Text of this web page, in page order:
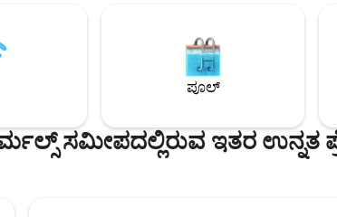
ಅದರೊಂದಿಗೆ ಬರುತ್ತದೆ. ನೀವು ಇಲ್ಲಿ
ಗ್ರಿಡ್ ಆಗಿಲ್ಲದಿದ್ದರೂ, ನೀವು ವಿದ್ಯುತ್
ಹೊಂದಿದ್ದೀರಿ ಆದರೆ ನಿಮ್ಮ ಗುಮ್ಮಟದಿಂದ
ಮತ್ತು ಸೂರ್ಯೋದಯವನ್ನು ಹಿಡಿಯಲು
ಮಾಡಲಾಗಿದೆ! ಗ್ಯಾಸ್
ಆಪರೇಟಿಂಗ್ ಸ್ಲೈಡಿಂಗ್
ಸ್ಕ್ರೀನ್‌ಗಳು. ಐಷಾರಾಮಿ
ಟವೆಲ್‌ಗಳಂತಹ ಸ್ಪಾ.
ಪೂಲ್
ಸಮೀಪದಲ್ಲಿರುವ ಇತರ ಉನ್ನತ